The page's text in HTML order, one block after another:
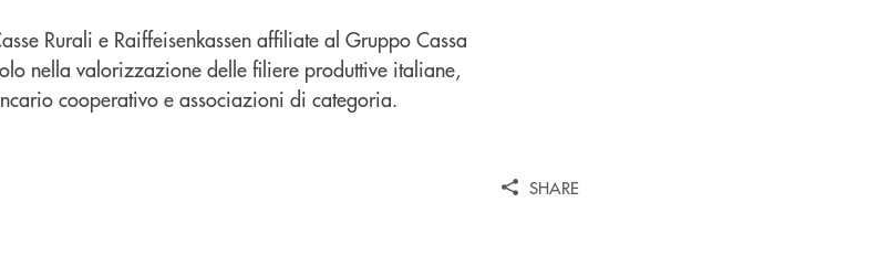
Rurali e Raiffeisenkassen affiliate al Gruppo Cassa
nella valorizzazione delle filiere produttive italiane,
cooperativo e associazioni di categoria.
SHARE